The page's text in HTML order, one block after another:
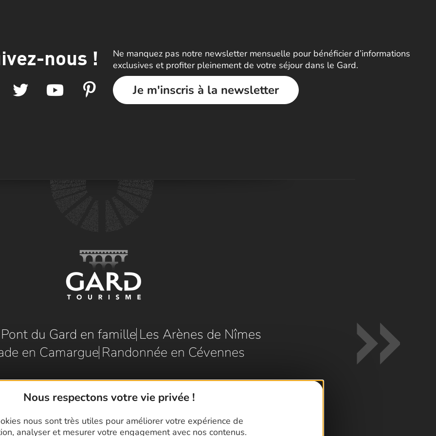
Nous respectons votre vie privée !
nous sont très utiles pour améliorer votre expérience de
analyser et mesurer votre engagement avec nos contenus.
nous !
Ne manquez pas notre newsletter mensuelle pour bénéficier d’informations
exclusives et profiter pleinement de votre séjour dans le Gard.
Je m'inscris à la newsletter
du Gard en famille Les Arènes de Nîmes
en Camargue Randonnée en Cévennes